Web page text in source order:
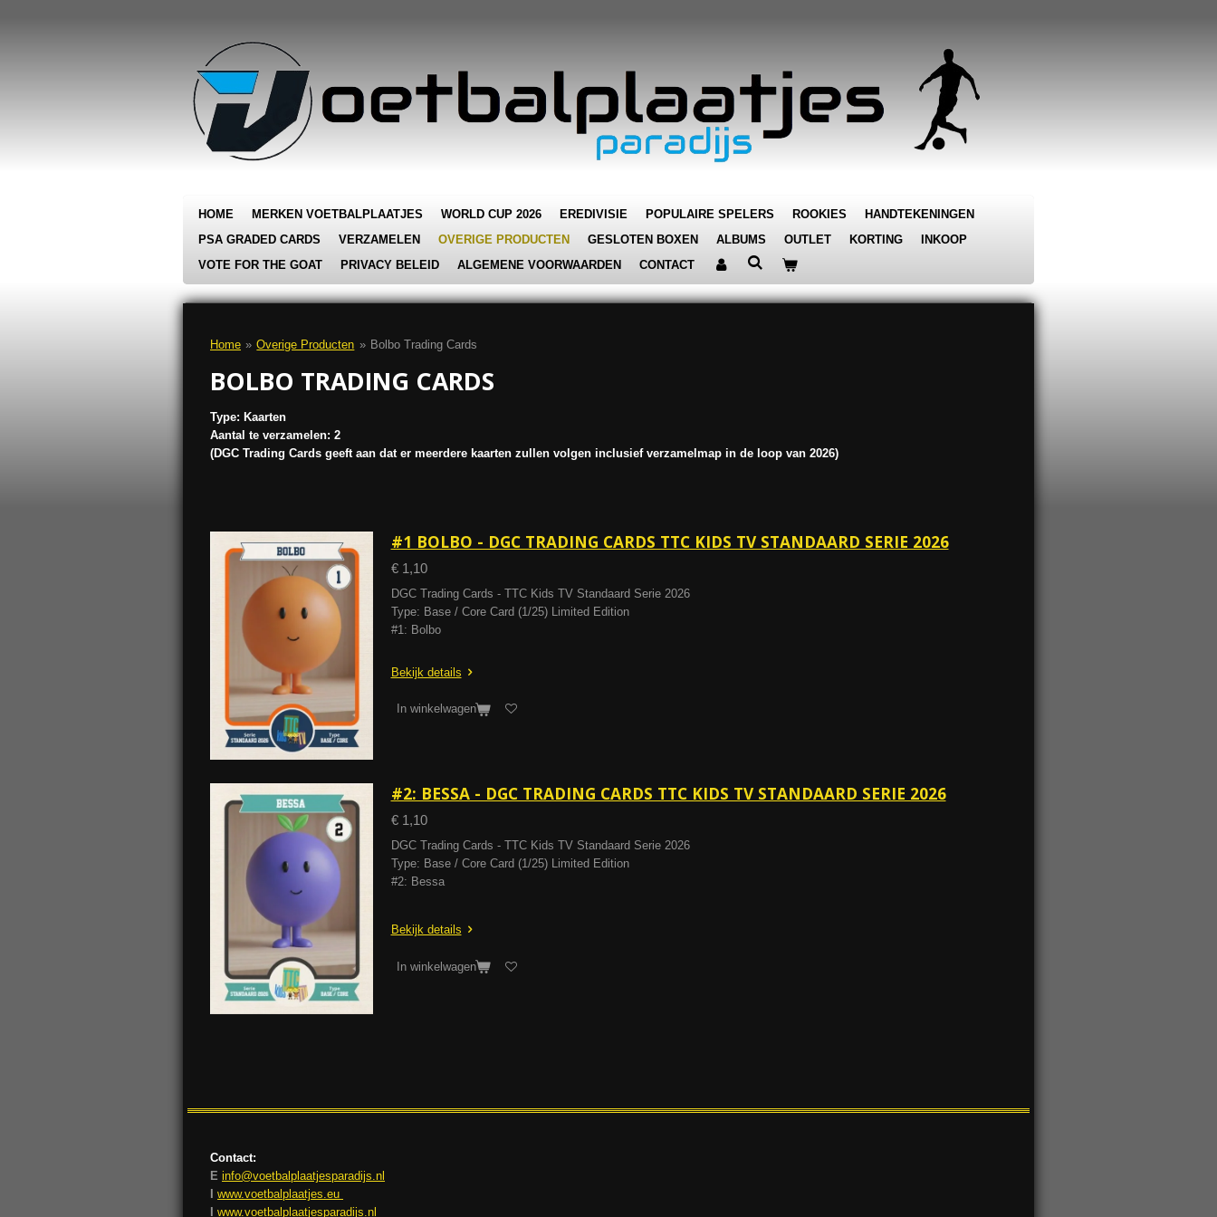
HOME MERKEN VOETBALPLAATJES WORLD CUP 2026 EREDIVISIE POPULAIRE SPELERS ROOKIES
HANDTEKENINGEN
PSA GRADED CARDS
VERZAMELEN OVERIGE PRODUCTEN GESLOTEN BOXEN ALBUMS OUTLET KORTING
INKOOP
VOTE FOR THE GOAT
PRIVACY BELEID ALGEMENE VOORWAARDEN CONTACT
Home » Overige Producten » Bolbo Trading Cards
BOLBO TRADING CARDS
Type: Kaarten
Aantal te verzamelen: 2
(DGC Trading Cards geeft aan dat er meerdere kaarten zullen volgen inclusief verzamelmap in de loop van 2026)
#1 BOLBO - DGC TRADING CARDS TTC KIDS TV STANDAARD SERIE 2026
€ 1,10
DGC Trading Cards - TTC Kids TV Standaard Serie 2026
Type: Base / Core Card (1/25) Limited Edition
#1: Bolbo
Bekijk details
In winkelwagen
#2: BESSA - DGC TRADING CARDS TTC KIDS TV STANDAARD SERIE 2026
€ 1,10
DGC Trading Cards - TTC Kids TV Standaard Serie 2026
Type: Base / Core Card (1/25) Limited Edition
#2: Bessa
Bekijk details
In winkelwagen
Contact:
E info@voetbalplaatjesparadijs.nl
I www.voetbalplaatjes.eu
I www.voetbalplaatjesparadijs.nl